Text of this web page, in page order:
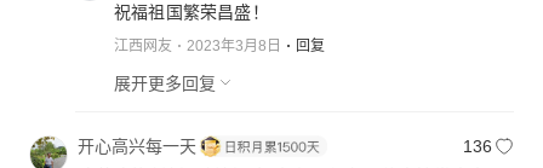
祝福祖国繁荣昌盛！
江西网友 2023年3月8日 回复
展开更多回复
开心高兴每一天
136